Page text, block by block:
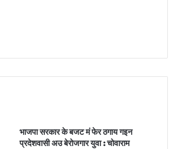
भाजपा सरकार के बजट मं फेर ठगाय गइन
प्रदेशवासी अउ बेरोजगार युवा : चोवाराम